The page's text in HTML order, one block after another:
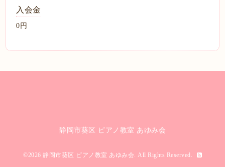
入会金
0円
静岡市葵区 ピアノ教室 あゆみ会
©2026 静岡市葵区 ピアノ教室 あゆみ会. All Rights Reserved.